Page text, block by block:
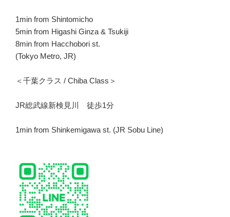
1min from Shintomicho
5min from Higashi Ginza & Tsukiji
8min from Hacchobori st.
(Tokyo Metro, JR)
＜千葉クラス / Chiba Class＞
JR総武線新検見川 徒歩1分
1min from Shinkemigawa st. (JR Sobu Line)